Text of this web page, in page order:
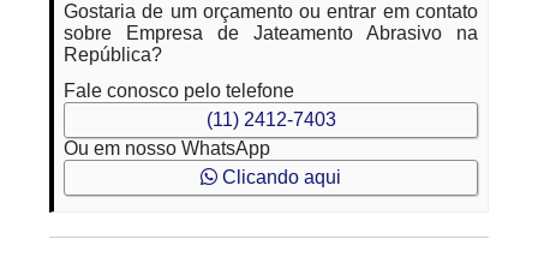
Gostaria de um orçamento ou entrar em contato
sobre Empresa de Jateamento Abrasivo na
República?
Fale conosco pelo telefone
(11) 2412-7403
Ou em nosso WhatsApp
Clicando aqui